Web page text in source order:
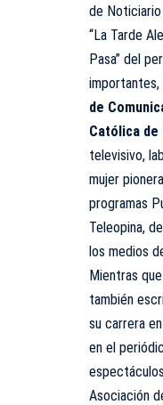
de
“La Tarde
Pasa” del
de
Católica de
televisivo,
mujer
programas
Teleopina,
los medios
Mientras
también
su carrera
en el
Asociación